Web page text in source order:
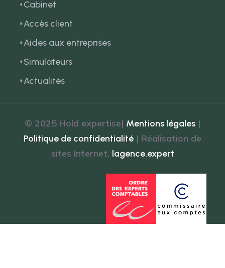
Cabinet
Accès client
Aides aux entreprises
Simulateurs
Actualités
© 2025 Hold expertise| Mentions légales |
Politique de confidentialité | Réalisation de
sites Internet, lagence.expert